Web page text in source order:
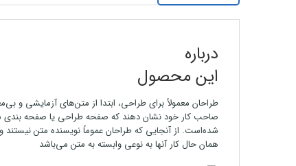
درباره
این محصول
طراحان معمولاً برای طراحی، ابتدا از متن‌های آزمایشی و
صاحب کار خود نشان دهند که صفحه طراحی یا صفحه بندی
شده‌است. از آنجایی که طراحان عموماً نویسنده متن نیستند
همان حال کار آنها به نوعی وابسته به متن می‌باشد